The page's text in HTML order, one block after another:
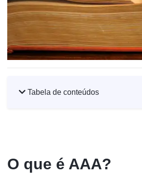
Tabela de conteúdos
O que é AAA?